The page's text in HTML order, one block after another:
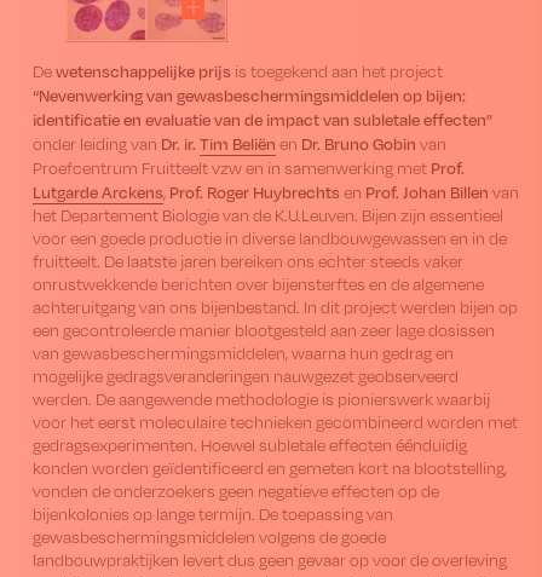
Dewetenschappelijke prijs is toegekend aan het project
“Nevenwerking van gewasbeschermingsmiddelen op bijen:
identificatie en evaluatie van de impact van subletale effecten”
onder leiding van Dr. ir. Tim Beliën en Dr. Bruno Gobin van
Proefcentrum Fruitteelt vzw en in samenwerking met Prof.
Lutgarde Arckens, Prof. Roger Huybrechts en Prof. Johan Billen van
het Departement Biologie van de K.U.Leuven. Bijen zijn essentieel
voor een goede productie in diverse landbouwgewassen en in de
fruitteelt. De laatste jaren bereiken ons echter steeds vaker
onrustwekkende berichten over bijensterftes en de algemene
achteruitgang van ons bijenbestand. In dit project werden bijen op
een gecontroleerde manier blootgesteld aan zeer lage dosissen
van gewasbeschermingsmiddelen, waarna hun gedrag en
mogelijke gedragsveranderingen nauwgezet geobserveerd
werden. De aangewende methodologie is pionierswerk waarbij
voor het eerst moleculaire technieken gecombineerd worden met
gedragsexperimenten. Hoewel subletale effecten éénduidig
konden worden geïdentificeerd en gemeten kort na blootstelling,
vonden de onderzoekers geen negatieve effecten op de
bijenkolonies op lange termijn. De toepassing van
gewasbeschermingsmiddelen volgens de goede
landbouwpraktijken levert dus geen gevaar op voor de overleving